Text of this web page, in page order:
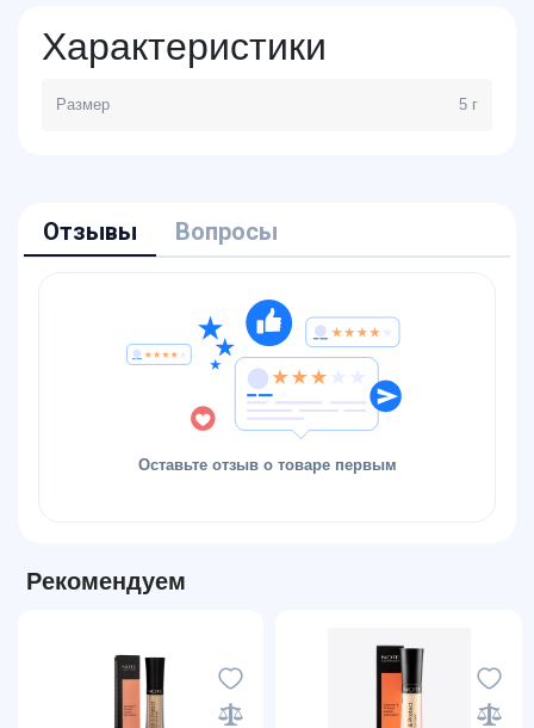
Характеристики
Размер 5 г
Отзывы Вопросы
Оставьте отзыв о товаре первым
Рекомендуем